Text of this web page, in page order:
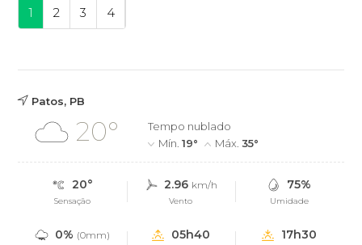
1 2 3 4
Patos, PB
20°
Tempo nublado
Mín.19° Máx.35°
20°
Sensação
2.96 km/h
Vento
75%
Umidade
0% (0mm) 05h40 17h30